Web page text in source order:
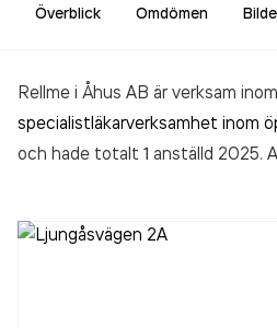
Överblick Omdömen
Rellme i Åhus AB är verksam inom
specialistläkarverksamhet inom
och hade totalt 1 anställd 2025.
2 258 000,00 krsenaste